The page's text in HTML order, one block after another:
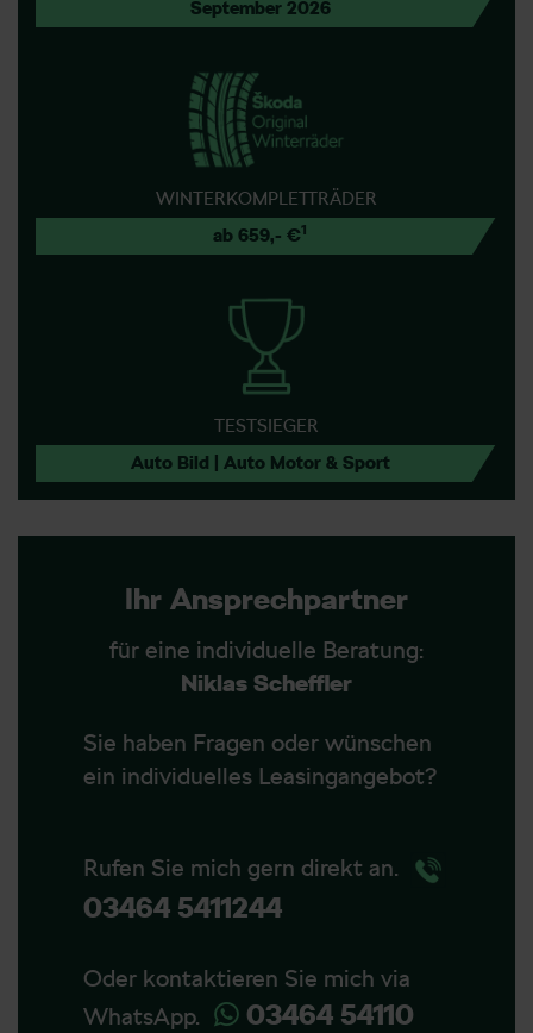
September 2026
WINTERKOMPLETTRÄDER
ab 659,- €1
TESTSIEGER
Auto Bild | Auto Motor & Sport
Ihr Ansprechpartner
für eine individuelle Beratung:
Niklas Scheffler
Sie haben Fragen oder wünschen
ein individuelles Leasingangebot?
Rufen Sie mich gern direkt an.
03464 5411244
Oder kontaktieren Sie mich via
WhatsApp.
03464 54110